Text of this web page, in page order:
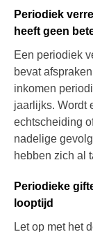
Periodiek
heeft geen
Een periodiek
bevat
inkomen
jaarlijks. Wordt
echtscheiding
nadelige
hebben zich al
Periodieke
looptijd
Let op met het